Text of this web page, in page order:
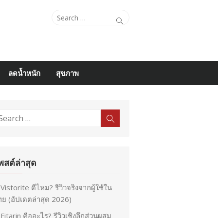
Search
Search
ลดน้ำหนัก สุขภาพ
Search
สต์ล่าสุด
Vistorite ดีไหม? รีวิวจริงจากผู้ใช้ใน
ย (อัปเดตล่าสุด 2026)
Fitarin คืออะไร? รีวิวเชิงลึกส่วนผสม